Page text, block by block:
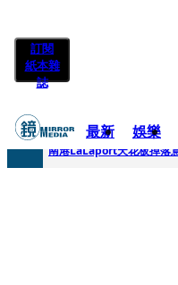
訂閱
紙本雜
誌
最新 娛樂
快訊